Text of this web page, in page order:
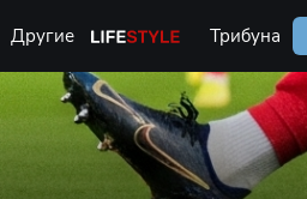
Другие Life Style Трибуна